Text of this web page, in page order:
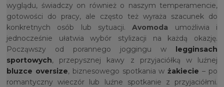
wyglądu, świadczy on również o naszym temperamencie,
gotowości do pracy, ale często też wyraża szacunek do
konkretnych osób lub sytuacji.Avomoda umożliwia i
jednocześnie ułatwia wybór stylizacji na każdą okazję.
Począwszy od porannego joggingu w legginsach
sportowych, przepysznej kawy z przyjaciółką w luźnej
bluzce oversize, biznesowego spotkania wżakiecie – po
romantyczny wieczór lub luźne spotkanie z przyjaciółmi.